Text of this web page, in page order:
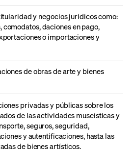
y negocios jurídicos como:
comodatos,daciones en pago,
o importaciones y
de obras de arte y bienes
privadas y públicas sobre los
de las actividades museísticas y
seguros, seguridad,
y autentificaciones, hasta las
de bienes artísticos.